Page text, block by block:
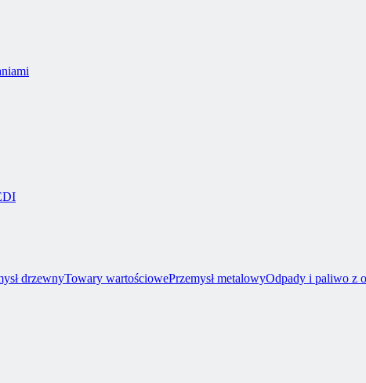
drzewnyTowary wartościowePrzemysł metalowyOdpady i paliwo z